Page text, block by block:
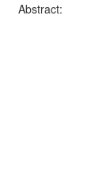
Abstract: